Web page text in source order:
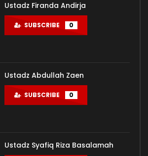
Ustadz Firanda Andirja
SUBSCRIBE 0
Ustadz Abdullah Zaen
SUBSCRIBE 0
Ustadz Syafiq Riza Basalamah